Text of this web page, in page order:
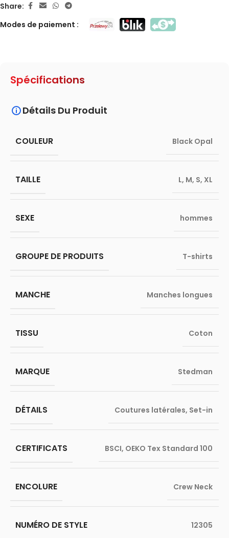
Share:
Modes de paiement :
Spécifications
Détails Du Produit
COULEUR Black Opal
TAILLE L, M, S, XL
SEXE hommes
GROUPE DE PRODUITS T-shirts
MANCHE Manches longues
TISSU Coton
MARQUE Stedman
DÉTAILS Coutures latérales, Set-in
CERTIFICATS BSCI, OEKO Tex Standard 100
ENCOLURE Crew Neck
NUMÉRO DE STYLE 12305